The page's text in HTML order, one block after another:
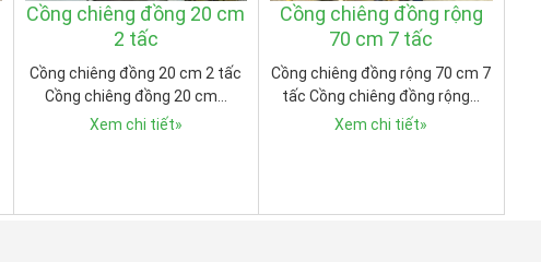
Cồng chiêng đồng 20 cm
2 tấc
Cồng chiêng đồng 20 cm 2 tấc
Cồng chiêng đồng 20 cm…
Xem chi tiết»
Cồng chiêng đồng rộng
70 cm 7 tấc
Cồng chiêng đồng rộng 70 cm 7
tấc Cồng chiêng đồng rộng…
Xem chi tiết»